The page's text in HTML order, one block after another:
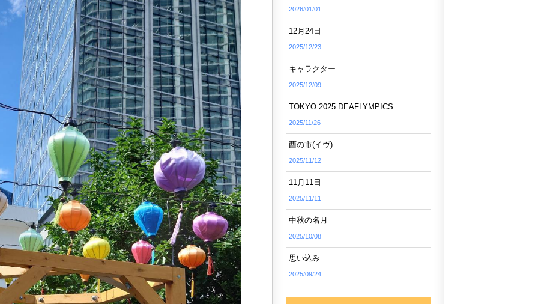
2026/01/01
12月24日
2025/12/23
キャラクター
2025/12/09
TOKYO 2025 DEAFLYMPICS
2025/11/26
酉の市(イヴ)
2025/11/12
11月11日
2025/11/11
中秋の名月
2025/10/08
思い込み
2025/09/24